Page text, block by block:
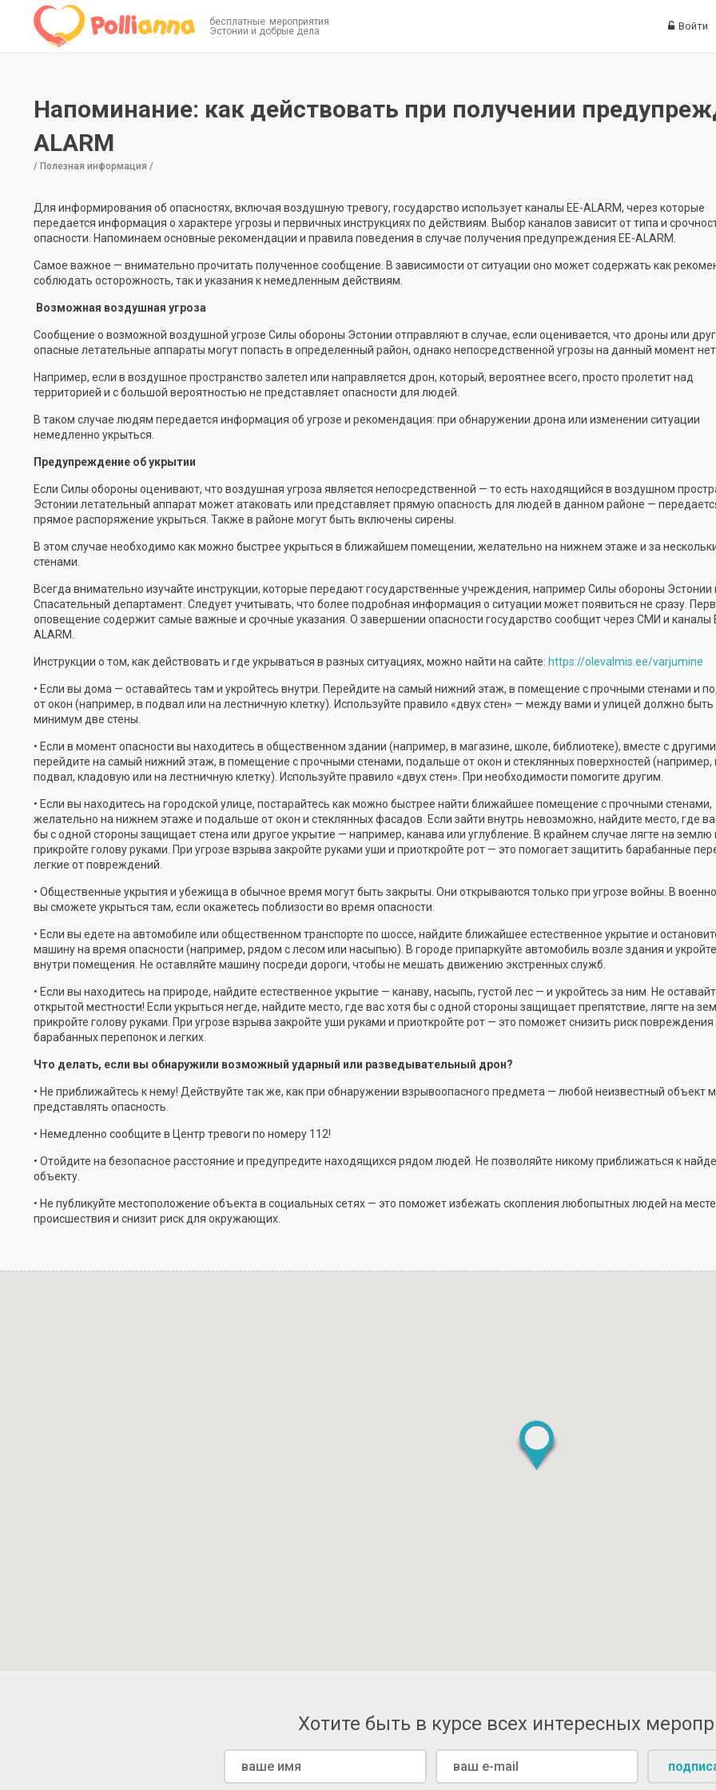
бесплатные мероприятия
Эстонии и добрые дела
Войти
Напоминание: как действовать при получении
ALARM
/ Полезная информация /
Для информирования об опасностях, включая воздушную тревогу, государство использует каналы EE-ALARM, через которые
передается информация о характере угрозы и первичных инструкциях по действиям. Выбор каналов зависит от типа и
опасности. Напоминаем основные рекомендации и правила поведения в случае получения предупреждения EE-ALARM.
Самое важное — внимательно прочитать полученное сообщение. В зависимости от ситуации оно может содержать как
соблюдать осторожность, так и указания к немедленным действиям.
Возможная воздушная угроза
Сообщение о возможной воздушной угрозе Силы обороны Эстонии отправляют в случае, если оценивается, что дроны или
опасные летательные аппараты могут попасть в определенный район, однако непосредственной угрозы на данный момент нет.
Например, если в воздушное пространство залетел или направляется дрон, который, вероятнее всего, просто пролетит над
территорией и с большой вероятностью не представляет опасности для людей.
В таком случае людям передается информация об угрозе и рекомендация: при обнаружении дрона или изменении ситуации
немедленно укрыться.
Предупреждение об укрытии
Если Силы обороны оценивают, что воздушная угроза является непосредственной — то есть находящийся в воздушном
Эстонии летательный аппарат может атаковать или представляет прямую опасность для людей в данном районе —
прямое распоряжение укрыться. Также в районе могут быть включены сирены.
В этом случае необходимо как можно быстрее укрыться в ближайшем помещении, желательно на нижнем этаже и за
стенами.
Всегда внимательно изучайте инструкции, которые передают государственные учреждения, например Силы обороны Эстонии
Спасательный департамент. Следует учитывать, что более подробная информация о ситуации может появиться не сразу.
оповещение содержит самые важные и срочные указания. О завершении опасности государство сообщит через СМИ и каналы
ALARM.
Инструкции о том, как действовать и где укрываться в разных ситуациях, можно найти на сайте: https://olevalmis.ee/varjumine
• Если вы дома — оставайтесь там и укройтесь внутри. Перейдите на самый нижний этаж, в помещение с прочными стенами и
от окон (например, в подвал или на лестничную клетку). Используйте правило «двух стен» — между вами и улицей должно быть
минимум две стены.
• Если в момент опасности вы находитесь в общественном здании (например, в магазине, школе, библиотеке), вместе с
перейдите на самый нижний этаж, в помещение с прочными стенами, подальше от окон и стеклянных поверхностей (например,
подвал, кладовую или на лестничную клетку). Используйте правило «двух стен». При необходимости помогите другим.
• Если вы находитесь на городской улице, постарайтесь как можно быстрее найти ближайшее помещение с прочными стенами,
желательно на нижнем этаже и подальше от окон и стеклянных фасадов. Если зайти внутрь невозможно, найдите место, где
бы с одной стороны защищает стена или другое укрытие — например, канава или углубление. В крайнем случае лягте на землю
прикройте голову руками. При угрозе взрыва закройте руками уши и приоткройте рот — это помогает защитить барабанные
легкие от повреждений.
• Общественные укрытия и убежища в обычное время могут быть закрыты. Они открываются только при угрозе войны. В
вы сможете укрыться там, если окажетесь поблизости во время опасности.
• Если вы едете на автомобиле или общественном транспорте по шоссе, найдите ближайшее естественное укрытие и
машину на время опасности (например, рядом с лесом или насыпью). В городе припаркуйте автомобиль возле здания и
внутри помещения. Не оставляйте машину посреди дороги, чтобы не мешать движению экстренных служб.
• Если вы находитесь на природе, найдите естественное укрытие — канаву, насыпь, густой лес — и укройтесь за ним. Не
открытой местности! Если укрыться негде, найдите место, где вас хотя бы с одной стороны защищает препятствие, лягте на
прикройте голову руками. При угрозе взрыва закройте уши руками и приоткройте рот — это поможет снизить риск повреждения
барабанных перепонок и легких.
Что делать, если вы обнаружили возможный ударный или разведывательный дрон?
• Не приближайтесь к нему! Действуйте так же, как при обнаружении взрывоопасного предмета — любой неизвестный объект
представлять опасность.
• Немедленно сообщите в Центр тревоги по номеру 112!
• Отойдите на безопасное расстояние и предупредите находящихся рядом людей. Не позволяйте никому приближаться к
объекту.
• Не публикуйте местоположение объекта в социальных сетях — это поможет избежать скопления любопытных людей на месте
происшествия и снизит риск для окружающих.
Хотите быть в курсе всех интересных